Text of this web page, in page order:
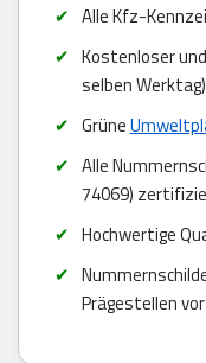
Alle Kfz-
Kostenloser
selben Werktag)
Grüne
Alle
74069)
Hochwertige
Prägestellen